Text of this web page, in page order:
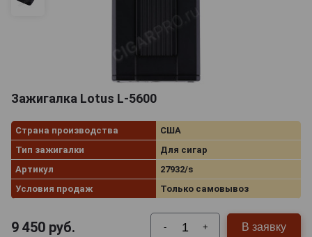
Зажигалка Lotus L-5600
Страна производства
США
Тип зажигалки
Для сигар
Артикул
27932/s
Условия продаж
Только самовывоз
9 450 руб. - + В заявку